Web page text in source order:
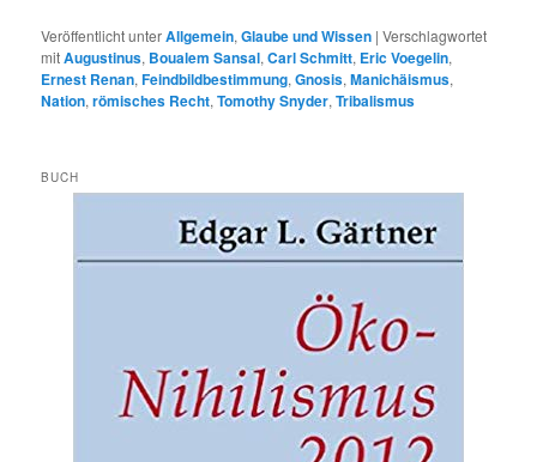
Veröffentlicht unterAllgemein,Glaube und Wissen |Verschlagwortet
mitAugustinus, Boualem Sansal,Carl Schmitt, Eric Voegelin,
Ernest Renan,Feindbildbestimmung,Gnosis,Manichäismus,
Nation,römisches Recht,Tomothy Snyder,Tribalismus
BUCH